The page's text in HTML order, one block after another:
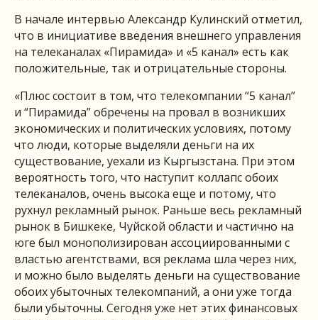
В начале интервью Александр Кулинский отметил,
что в инициативе введения внешнего управления
на телеканалах «Пирамида» и «5 канал» есть как
положительные, так и отрицательные стороны.
«Плюс состоит в том, что телекомпании “5 канал”
и “Пирамида” обречены на провал в возникших
экономических и политических условиях, потому
что люди, которые выделяли деньги на их
существование, уехали из Кыргызстана. При этом
вероятность того, что наступит коллапс обоих
телеканалов, очень высока еще и потому, что
рухнул рекламный рынок. Раньше весь рекламный
рынок в Бишкеке, Чуйской области и частично на
юге был монополизирован ассоциированными с
властью агентствами, вся реклама шла через них,
и можно было выделять деньги на существование
обоих убыточных телекомпаний, а они уже тогда
были убыточны. Сегодня уже нет этих финансовых